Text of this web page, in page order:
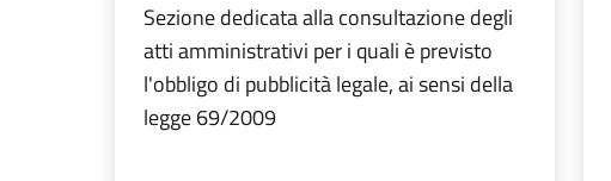
Sezione dedicata alla consultazione degli
atti amministrativi per i quali è previsto
l'obbligo di pubblicità legale, ai sensi della
legge 69/2009